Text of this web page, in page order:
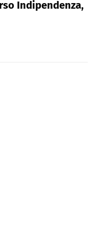
Indipendenza,